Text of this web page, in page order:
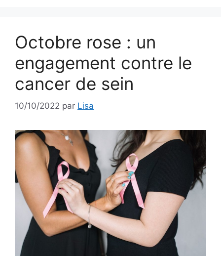
Octobre rose : un
engagement contre le
cancer de sein
10/10/2022 par Lisa